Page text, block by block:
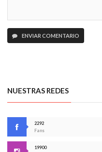
ENVIAR COMENTARIO
NUESTRAS REDES
2292
Fans
19900